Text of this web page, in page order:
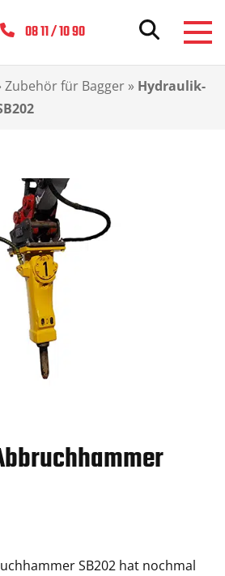
08 11 / 10 90
Zubehör für Bagger » Hydraulik-
SB202 hat nochmal